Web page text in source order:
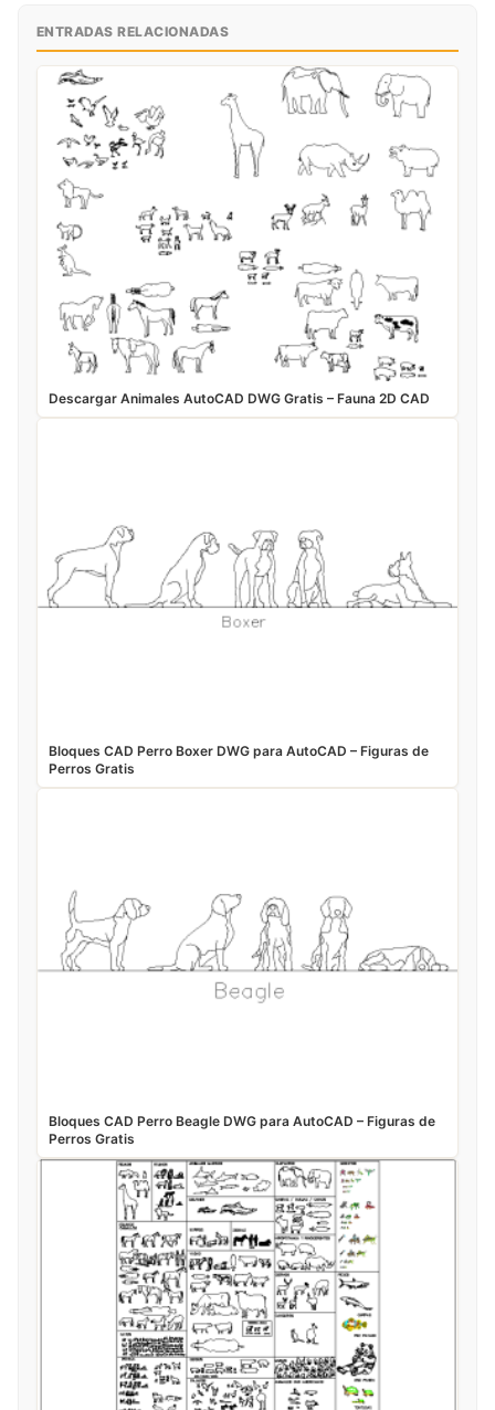
ENTRADAS RELACIONADAS
Descargar Animales AutoCAD DWG Gratis – Fauna 2D CAD
Bloques CAD Perro Boxer DWG para AutoCAD – Figuras de
Perros Gratis
Bloques CAD Perro Beagle DWG para AutoCAD – Figuras de
Perros Gratis